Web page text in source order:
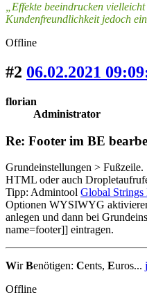
„Effekte beeindrucken
Kundenfreundlichkeit jedoch
Offline
#2 06.02.2021
florian
Administrator
Re: Footer im BE
Grundeinstellungen > Fußzeile.
HTML oder auch
Tipp: Admintool Global Strings
Optionen WYSIWYG
anlegen und dann bei
name=footer]] eintragen.
WirBenötigen: Cents, Euros...
Offline